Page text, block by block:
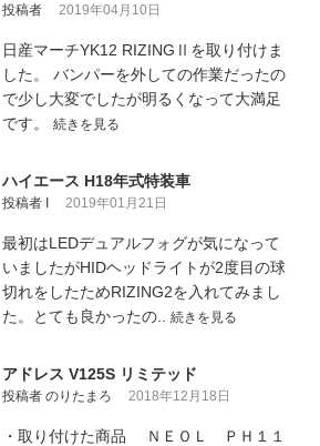
投稿者 2019年04月10日
日産マーチYK12 RIZINGⅡを取り付けま
した。 バンパーを外しての作業だったの
で少し大変でしたが明るくなって大満足
です。 続きを見る
ハイエース H18年式特装車
投稿者 I 2019年01月21日
最初はLEDデュアルフォグが気になって
いましたがHIDヘッドライトが2度目の球
切れをしたためRIZING2を入れてみまし
た。とても良かったの.. 続きを見る
アドレス V125S リミテッド
投稿者 のりたまろ 2018年12月18日
・取り付けた商品 ＮＥＯＬ ＰＨ１１